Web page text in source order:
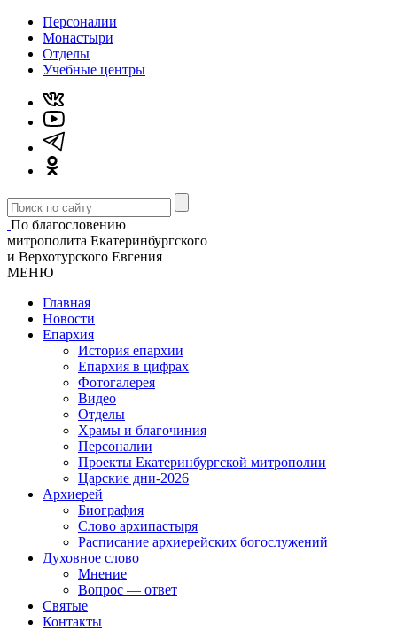
Персоналии
Монастыри
Отделы
Учебные центры
По благословению
митрополита Екатеринбургского
и Верхотурского Евгения
МЕНЮ
Главная
Новости
Епархия
История епархии
Епархия в цифрах
Фотогалерея
Видео
Отделы
Храмы и благочиния
Персоналии
Проекты Екатеринбургской митрополии
Царские дни-2026
Архиерей
Биография
Слово архипастыря
Расписание архиерейских богослужений
Духовное слово
Мнение
Вопрос — ответ
Святые
Контакты